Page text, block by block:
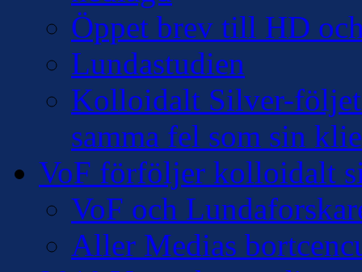
Öppet brev till HD
Lundastudien
Kolloidalt Silver-
samma fel som sin
VoF förföljer kolloidalt
VoF och
Aller Medias